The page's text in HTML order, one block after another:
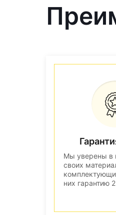
Мы уверены в
своих
них гарантию